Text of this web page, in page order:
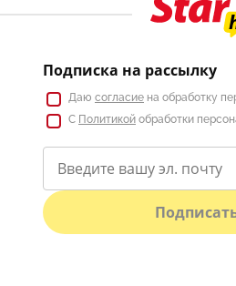
Подписка на рассылку
Даю согласие на обработку
С Политикой обработки